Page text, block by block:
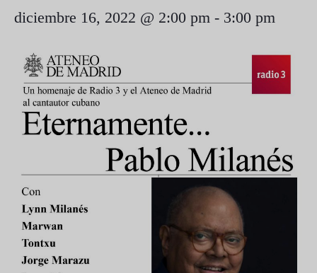
diciembre 16, 2022 @ 2:00 pm - 3:00 pm